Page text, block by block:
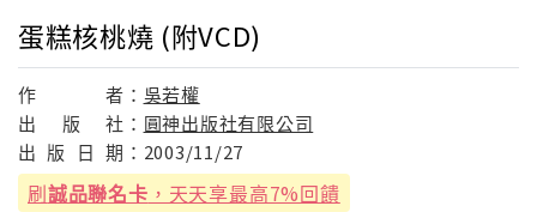
蛋糕核桃燒 (附VCD)
作 者： 吳若權
出
版 社： 圓神出版社有限公司
出 版 日 期： 2003/11/27
刷誠品聯名卡 ，天天享最高7%回饋